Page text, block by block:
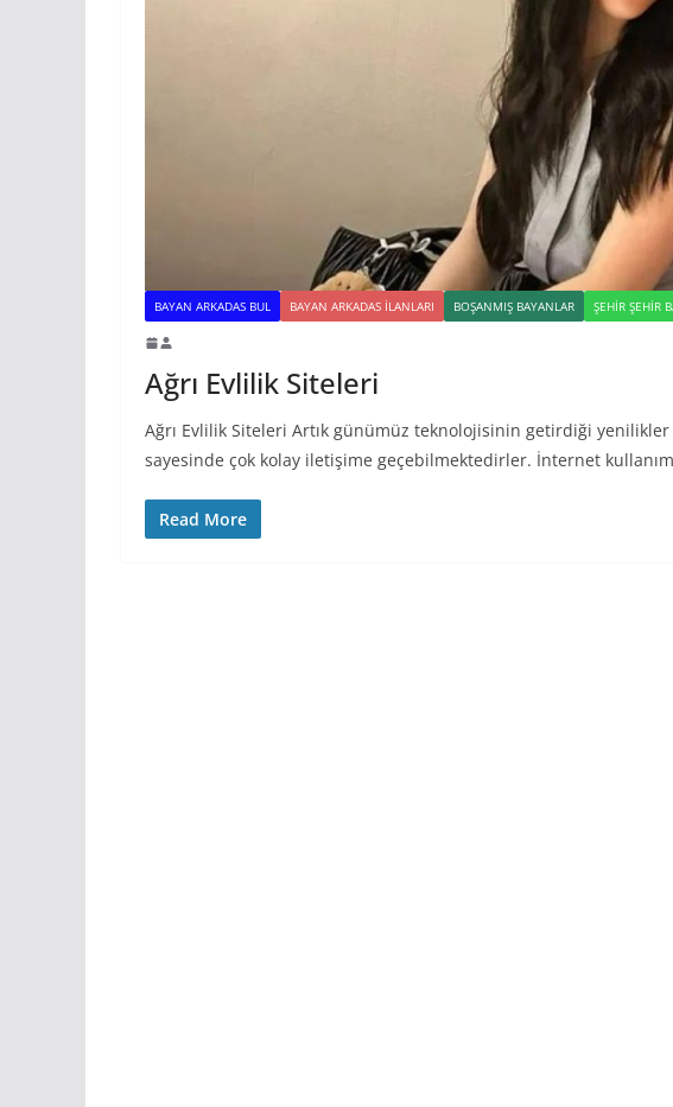
BAYAN ARKADAS BUL BAYAN ARKADAS ILANLARI BOŞANMIŞ BAYANLAR ŞEHIR ŞEHIR
Ağrı Evlilik Siteleri
Ağrı Evlilik Siteleri Artık günümüz teknolojisinin getirdiği
sayesinde çok kolay iletişime geçebilmektedirler. İnternet
Read More